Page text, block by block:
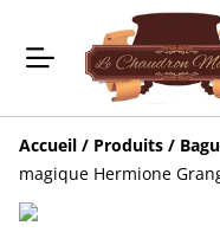
Accueil / Produits /
magique Hermione